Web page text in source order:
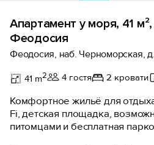
Апартамент у моря, 41
Феодосия
Феодосия, наб. Черноморская,
41 m2 4 гостя 2 кровати
Комфортное жильё для
Fi, детская площадка,
питомцами и бесплатная